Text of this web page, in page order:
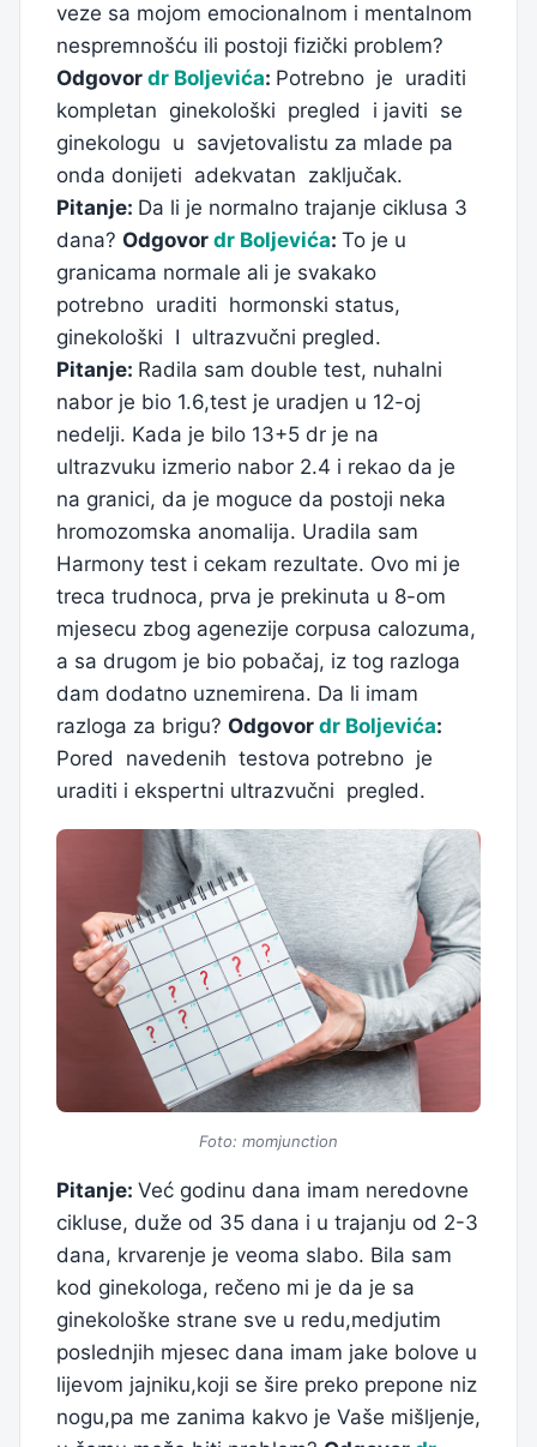
veze sa mojom emocionalnom i mentalnom
nespremnošću ili postoji fizički problem?
Odgovor dr Boljevića: Potrebno je uraditi
kompletan ginekološki pregled i javiti se
ginekologu u savjetovalistu za mlade pa
onda donijeti adekvatan zaključak.
Pitanje: Da li je normalno trajanje ciklusa 3
dana? Odgovor dr Boljevića: To je u
granicama normale ali je svakako
potrebno uraditi hormonski status,
ginekološki I ultrazvučni pregled.
Pitanje: Radila sam double test, nuhalni
nabor je bio 1.6,test je uradjen u 12-oj
nedelji. Kada je bilo 13+5 dr je na
ultrazvuku izmerio nabor 2.4 i rekao da je
na granici, da je moguce da postoji neka
hromozomska anomalija. Uradila sam
Harmony test i cekam rezultate. Ovo mi je
treca trudnoca, prva je prekinuta u 8-om
mjesecu zbog agenezije corpusa calozuma,
a sa drugom je bio pobačaj, iz tog razloga
dam dodatno uznemirena. Da li imam
razloga za brigu? Odgovor dr Boljevića:
Pored navedenih testova potrebno je
uraditi i ekspertni ultrazvučni pregled.
Foto: momjunction
Pitanje: Već godinu dana imam neredovne
cikluse, duže od 35 dana i u trajanju od 2-3
dana, krvarenje je veoma slabo. Bila sam
kod ginekologa, rečeno mi je da je sa
ginekološke strane sve u redu,medjutim
poslednjih mjesec dana imam jake bolove u
lijevom jajniku,koji se šire preko prepone niz
nogu,pa me zanima kakvo je Vaše mišljenje,